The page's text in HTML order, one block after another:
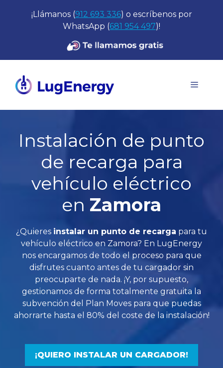
¡Llámanos (912 693 336) o escríbenos por
WhatsApp (681 954 497)!
Menú
Instalación de punto
de recarga para
vehículo eléctrico
en Zamora
¿Quieres instalar un punto de recarga para tu
vehículo eléctrico en Zamora? En LugEnergy
nos encargamos de todo el proceso para que
disfrutes cuanto antes de tu cargador sin
preocuparte de nada. ¡Y, por supuesto,
gestionamos de forma totalmente gratuita la
subvención del Plan Moves para que puedas
ahorrarte hasta el 80% del coste de la instalación!
¡QUIERO INSTALAR UN CARGADOR!